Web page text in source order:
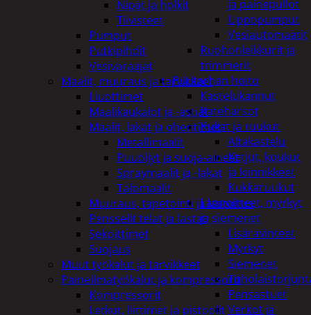
ja painepullot
Uppopumput
Vesiautomaatit
Ruohonleikkurit ja
trimmerit
Puutarhan hoito
Kastelukannut
Kateharsot
Kukat ja ruukut
Altakastelu
Ketjut, koukut
ja kiinnikkeet
Kukkaruukut
Lannoitteet, myrkyt
ja siemenet
Lisäravinteet
Myrkyt
Siemenet
Pensastuet
Verkot ja
Nipat ja holkit
Tiivisteet
Pumput
Putkipihdit
Vesivaraajat
Maalit, muuraus ja tarvikkeet
Liuottimet
Maalikaukalot ja -astiat
Maalit, lakat ja ohentimet
Metallimaalit
Puuöljyt ja suoja-aineet
Spraymaalit ja -lakat
Talomaalit
Muuraus, tapetointi ja laatoitus
Pensselit telat ja lastat
Sekoittimet
Suojaus
Muut työkalut ja tarvikkeet
Paineilmatyökalut ja kompressorit
Kompressorit
Letkut, liittimet ja pistoolit